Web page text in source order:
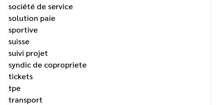
société de service
solution paie
sportive
suisse
suivi projet
syndic de copropriete
tickets
tpe
transport